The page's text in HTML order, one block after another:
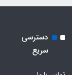
دسترسی
سریع